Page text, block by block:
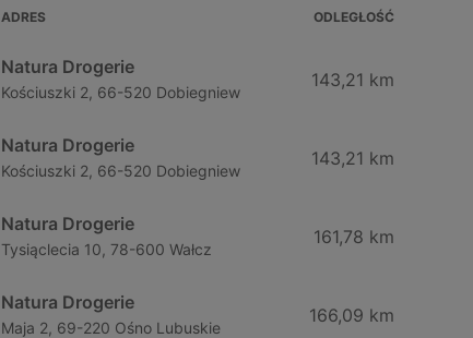
ADRES ODLEGŁOŚĆ
Natura Drogerie
Kościuszki 2, 66-520 Dobiegniew
143,21 km
Natura Drogerie
Kościuszki 2, 66-520 Dobiegniew
143,21 km
Natura Drogerie
Tysiąclecia 10, 78-600 Wałcz
161,78 km
Natura Drogerie
Maja 2, 69-220 Ośno Lubuskie
166,09 km